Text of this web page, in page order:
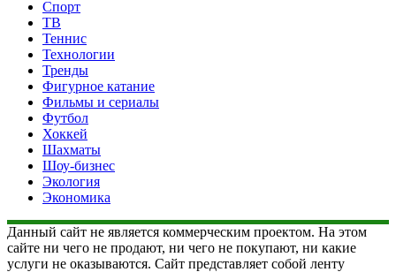
Спорт
ТВ
Теннис
Технологии
Тренды
Фигурное катание
Фильмы и сериалы
Футбол
Хоккей
Шахматы
Шоу-бизнес
Экология
Экономика
Данный сайт не является коммерческим проектом. На этом
сайте ни чего не продают, ни чего не покупают, ни какие
услуги не оказываются. Сайт представляет собой ленту